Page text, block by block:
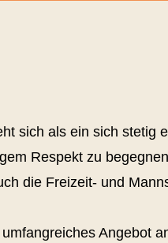
sich als ein sich stetig
Respekt zu begegnen
die Freizeit- und
Angebot